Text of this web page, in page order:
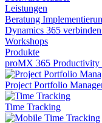
Leistungen
Beratung
Dynamics 365 verbinden
Workshops
Produkte
proMX 365 Productivity
Project Portfolio
Time Tracking